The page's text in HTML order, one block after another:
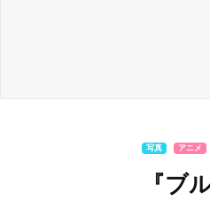
写真 アニメ
『ブ